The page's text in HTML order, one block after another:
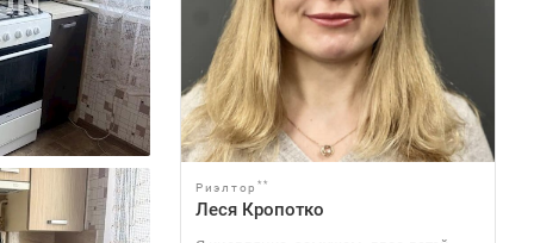
Риэлтор **
Леся Кропотко